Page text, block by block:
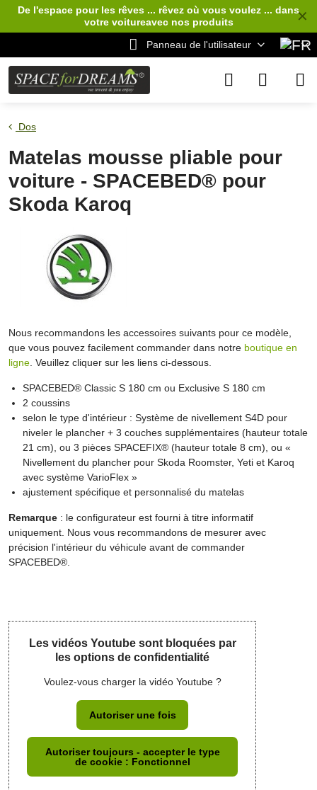
✕
De l'espace pour les rêves ... rêvez où vous voulez ... dans
votre voitureavec nos produits
Panneau de l'utilisateur
Dos
Matelas mousse pliable pour
voiture - SPACEBED® pour
Skoda Karoq
Nous recommandons les accessoires suivants pour ce modèle,
que vous pouvez facilement commander dans notre boutique en
ligne . Veuillez cliquer sur les liens ci-dessous.
SPACEBED® Classic S 180 cm ou Exclusive S 180 cm
2 coussins
selon le type d'intérieur : Système de nivellement S4D pour
niveler le plancher + 3 couches supplémentaires (hauteur totale
21 cm), ou 3 pièces SPACEFIX® (hauteur totale 8 cm), ou «
Nivellement du plancher pour Skoda Roomster, Yeti et Karoq
avec système VarioFlex »
ajustement spécifique et personnalisé du matelas
Remarque : le configurateur est fourni à titre informatif
uniquement. Nous vous recommandons de mesurer avec
précision l'intérieur du véhicule avant de commander
SPACEBED®.
Les vidéos Youtube sont bloquées par
les options de confidentialité
Voulez-vous charger la vidéo Youtube ?
Autoriser une fois
Autoriser toujours - accepter le type
de cookie : Fonctionnel